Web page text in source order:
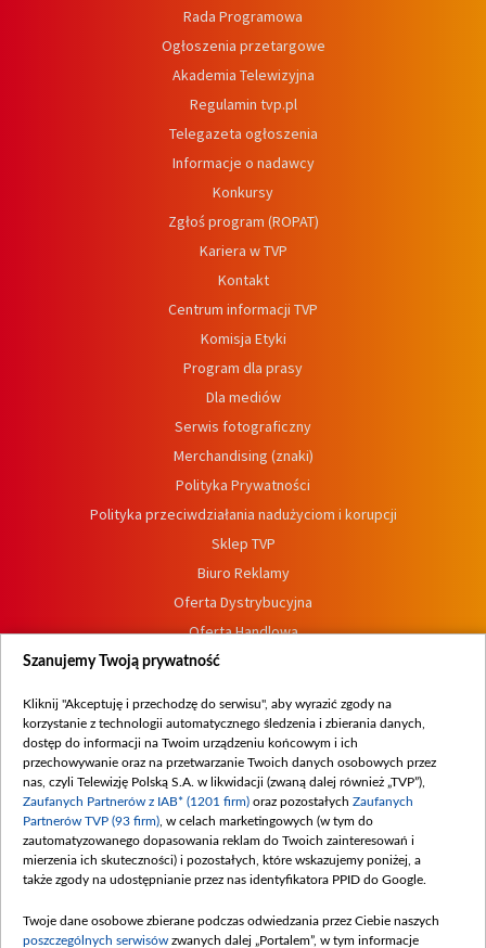
Rada Programowa
Ogłoszenia przetargowe
Akademia Telewizyjna
Regulamin tvp.pl
Telegazeta ogłoszenia
Informacje o nadawcy
Konkursy
Zgłoś program (ROPAT)
Kariera w TVP
Kontakt
Centrum informacji TVP
Komisja Etyki
Program dla prasy
Dla mediów
Serwis fotograficzny
Merchandising (znaki)
Polityka Prywatności
Polityka przeciwdziałania nadużyciom i korupcji
Sklep TVP
Biuro Reklamy
Oferta Dystrybucyjna
Oferta Handlowa
Dostępność
Procedura zgłoszeń wewnętrznych
Szanujemy Twoją prywatność
Kliknij "Akceptuję i przechodzę do serwisu", aby wyrazić zgody na
korzystanie z technologii automatycznego śledzenia i zbierania danych,
dostęp do informacji na Twoim urządzeniu końcowym i ich
przechowywanie oraz na przetwarzanie Twoich danych osobowych przez
nas, czyli Telewizję Polską S.A. w likwidacji (zwaną dalej również „TVP”),
Zaufanych Partnerów z IAB* (1201 firm) oraz pozostałych Zaufanych
Partnerów TVP (93 firm) , w celach marketingowych (w tym do
zautomatyzowanego dopasowania reklam do Twoich zainteresowań i
mierzenia ich skuteczności) i pozostałych, które wskazujemy poniżej, a
także zgody na udostępnianie przez nas identyfikatora PPID do Google.
Twoje dane osobowe zbierane podczas odwiedzania przez Ciebie naszych
poszczególnych serwisów zwanych dalej „Portalem”, w tym informacje